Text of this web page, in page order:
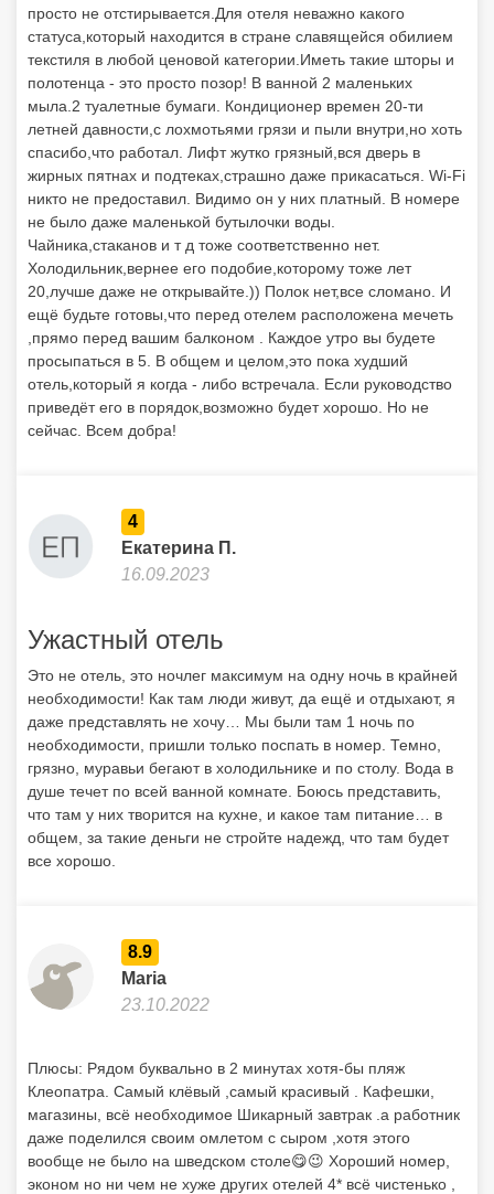
просто не отстирывается.Для отеля неважно какого
статуса,который находится в стране славящейся обилием
текстиля в любой ценовой категории.Иметь такие шторы и
полотенца - это просто позор! В ванной 2 маленьких
мыла.2 туалетные бумаги. Кондиционер времен 20-ти
летней давности,с лохмотьями грязи и пыли внутри,но хоть
спасибо,что работал. Лифт жутко грязный,вся дверь в
жирных пятнах и подтеках,страшно даже прикасаться. Wi-Fi
никто не предоставил. Видимо он у них платный. В номере
не было даже маленькой бутылочки воды.
Чайника,стаканов и т д тоже соответственно нет.
Холодильник,вернее его подобие,которому тоже лет
20,лучше даже не открывайте.)) Полок нет,все сломано. И
ещё будьте готовы,что перед отелем расположена мечеть
,прямо перед вашим балконом . Каждое утро вы будете
просыпаться в 5. В общем и целом,это пока худший
отель,который я когда - либо встречала. Если руководство
приведёт его в порядок,возможно будет хорошо. Но не
сейчас. Всем добра!
4
Екатерина П.
16.09.2023
Ужастный отель
Это не отель, это ночлег максимум на одну ночь в крайней
необходимости! Как там люди живут, да ещё и отдыхают, я
даже представлять не хочу… Мы были там 1 ночь по
необходимости, пришли только поспать в номер. Темно,
грязно, муравьи бегают в холодильнике и по столу. Вода в
душе течет по всей ванной комнате. Боюсь представить,
что там у них творится на кухне, и какое там питание… в
общем, за такие деньги не стройте надежд, что там будет
все хорошо.
8.9
Maria
23.10.2022
Плюсы: Рядом буквально в 2 минутах хотя-бы пляж
Клеопатра. Самый клёвый ,самый красивый . Кафешки,
магазины, всё необходимое Шикарный завтрак .а работник
даже поделился своим омлетом с сыром ,хотя этого
вообще не было на шведском столе😋😉 Хороший номер,
эконом но ни чем не хуже других отелей 4* всё чистенько ,